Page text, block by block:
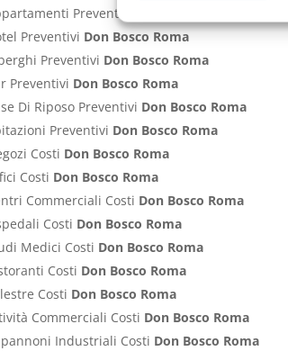
Preventivi
Preventivi Don Bosco Roma
Preventivi Don Bosco Roma
Preventivi Don Bosco Roma
Di Riposo Preventivi Don Bosco Roma
Preventivi Don Bosco Roma
Costi Don Bosco Roma
Costi Don Bosco Roma
Commerciali Costi Don Bosco Roma
Costi Don Bosco Roma
Medici Costi Don Bosco Roma
Costi Don Bosco Roma
Costi Don Bosco Roma
Commerciali Costi Don Bosco Roma
Industriali Costi Don Bosco Roma